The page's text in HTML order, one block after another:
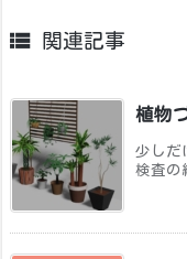
 関連記事
植物
少しだ
検査の